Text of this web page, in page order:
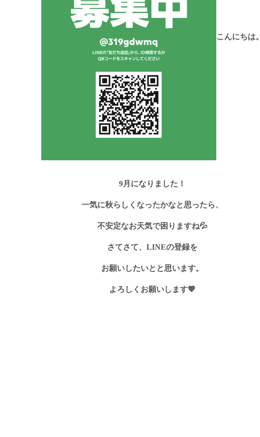
こんにちは。
9月になりました！
一気に秋らしくなったかなと思ったら、
不安定なお天気で困りますね💦
さてさて、LINEの登録を
お願いしたいとと思います。
よろしくお願いします💖